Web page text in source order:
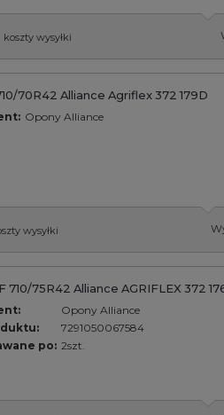
koszty wysyłki
70R42 Alliance Agriflex 372 179D
Opony Alliance
wysyłki
710/75R42 Alliance AGRIFLEX 372
Opony Alliance
7291050067584
po: 2szt.